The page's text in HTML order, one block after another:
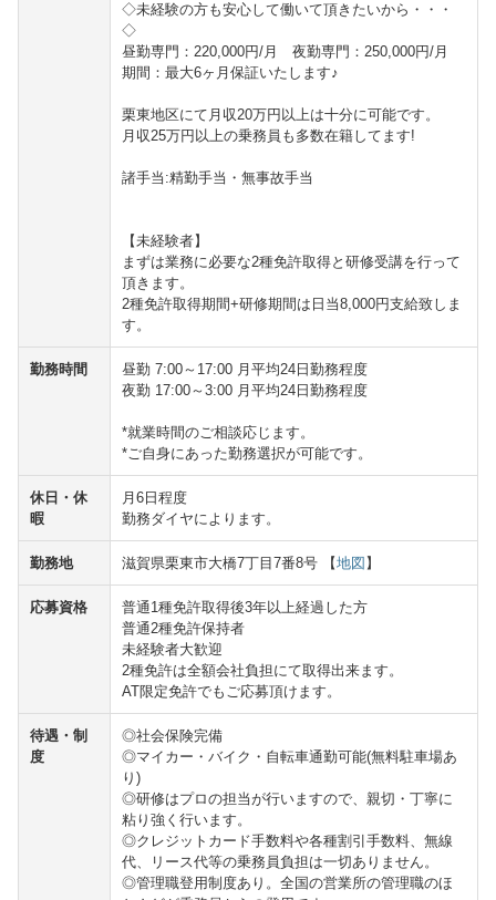
◇未経験の方も安心して働いて頂きたいから・・・
◇
昼勤専門：220,000円/月 夜勤専門：250,000円/月
期間：最大6ヶ月保証いたします♪
栗東地区にて月収20万円以上は十分に可能です。
月収25万円以上の乗務員も多数在籍してます!
諸手当:精勤手当・無事故手当
【未経験者】
まずは業務に必要な2種免許取得と研修受講を行って
頂きます。
2種免許取得期間+研修期間は日当8,000円支給致しま
す。
勤務時間
昼勤 7:00～17:00 月平均24日勤務程度
夜勤 17:00～3:00 月平均24日勤務程度
*就業時間のご相談応じます。
*ご自身にあった勤務選択が可能です。
休日・休
暇
月6日程度
勤務ダイヤによります。
勤務地 滋賀県栗東市大橋7丁目7番8号 【地図】
応募資格
普通1種免許取得後3年以上経過した方
普通2種免許保持者
未経験者大歓迎
2種免許は全額会社負担にて取得出来ます。
AT限定免許でもご応募頂けます。
待遇・制
度
◎社会保険完備
◎マイカー・バイク・自転車通勤可能(無料駐車場あ
り)
◎研修はプロの担当が行いますので、親切・丁寧に
粘り強く行います。
◎クレジットカード手数料や各種割引手数料、無線
代、リース代等の乗務員負担は一切ありません。
◎管理職登用制度あり。全国の営業所の管理職のほ